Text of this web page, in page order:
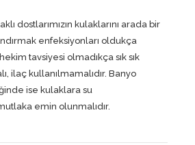
dostlarımızın kulaklarını arada bir
enfeksiyonları oldukça
tavsiyesi olmadıkça sık sık
ilaç kullanılmamalıdır. Banyo
ise kulaklara su
emin olunmalıdır.